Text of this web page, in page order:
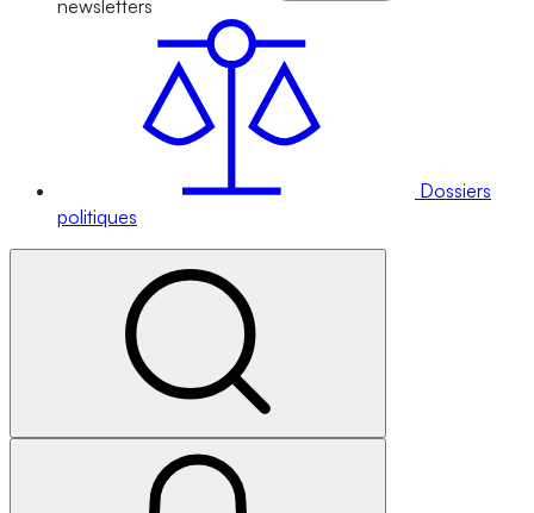
newsletters
Dossiers
politiques